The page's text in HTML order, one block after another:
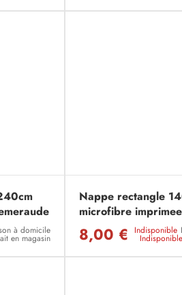
à domicile
en magasin
Nappe rectangle
microfibre
8,00 € Indisponible
Indisponible